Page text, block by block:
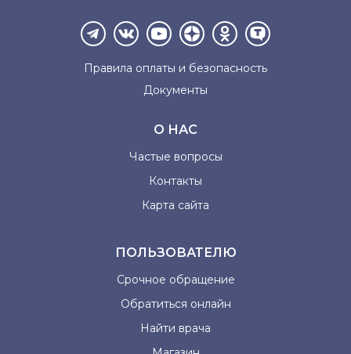
Правила оплаты и безопасность
Документы
О НАС
Частые вопросы
Контакты
Карта сайта
ПОЛЬЗОВАТЕЛЮ
Срочное обращение
Обратиться онлайн
Найти врача